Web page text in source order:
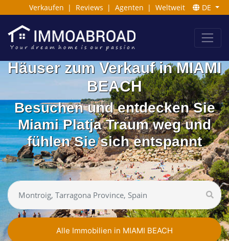
Verkaufen | Reviews | Agenten | Weltweit DE
Häuser zum Verkauf in MIAMI
BEACH
Besuchen und entdecken Sie
Miami Platja Traum weg und
fühlen Sie sich entspannt
Alle Immobilien in MIAMI BEACH